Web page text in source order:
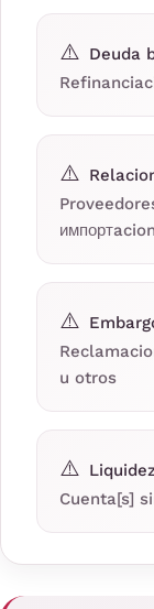
⚠️ Deuda
⚠️
⚠️
u otros
⚠️
Cuenta[s]